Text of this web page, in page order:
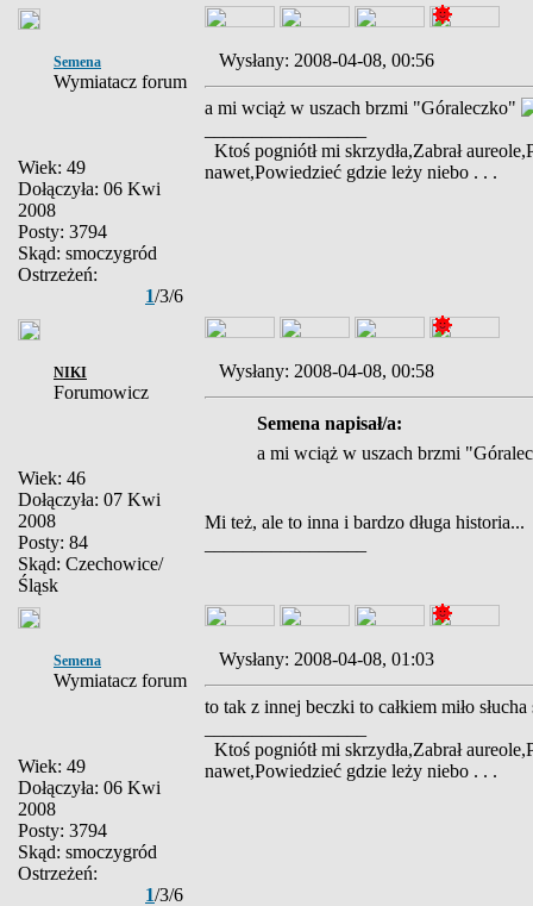
Semena
Wymiatacz forum
Wiek: 49
Dołączyła: 06 Kwi
2008
Posty: 3794
Skąd: smoczygród
Ostrzeżeń:
1/3/6
Wysłany: 2008-04-08, 00:56
a mi wciąż w uszach brzmi "Góraleczko"
Ktoś pogniótł mi skrzydła,Zabrał
nawet,Powiedzieć gdzie leży niebo . . .
NIKI
Forumowicz
Wiek: 46
Dołączyła: 07 Kwi
2008
Posty: 84
Skąd: Czechowice/
Śląsk
Wysłany: 2008-04-08, 00:58
Semena napisał/a:
a mi wciąż w uszach brzmi
Mi też, ale to inna i bardzo długa historia...
Semena
Wymiatacz forum
Wiek: 49
Dołączyła: 06 Kwi
2008
Posty: 3794
Skąd: smoczygród
Ostrzeżeń:
1/3/6
Wysłany: 2008-04-08, 01:03
to tak z innej beczki to całkiem miło
Ktoś pogniótł mi skrzydła,Zabrał
nawet,Powiedzieć gdzie leży niebo . . .